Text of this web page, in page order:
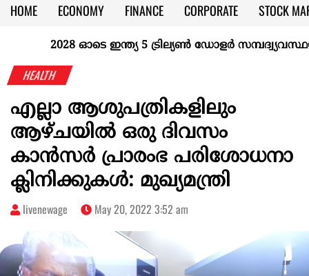
HOME ECONOMY FINANCE CORPORATE
STOCK
CALENDAR
KERALA @70
2028 ഓടെ ഇന്ത്യ 5 ട്രില്യണ്‍ ഡോളര്‍
HEALTH
എല്ലാ ആശുപത്രികളിലും
ആഴ്ചയില്‍ ഒരു ദിവസം
കാന്‍സര്‍ പ്രാരംഭ പരിശോധനാ
ക്ലിനിക്കുകള്‍: മുഖ്യമന്ത്രി
livenewage May 20, 2022 3:52 am